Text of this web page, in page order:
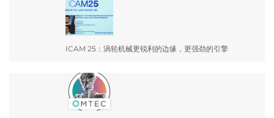
ICAM 25：涡轮机械更锐利的边缘，更强劲的引擎